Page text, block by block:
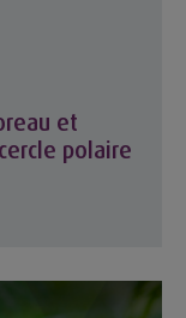
et
polaire
faveur du climat